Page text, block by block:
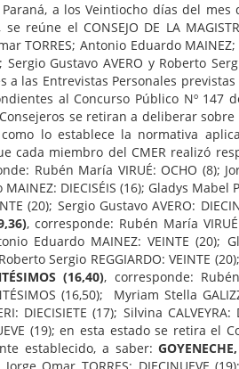
a los Veintiocho días del
reúne el CONSEJO DE LA
TORRES; Antonio Eduardo
Sergio Gustavo AVERO y Roberto
a las Entrevistas Personales
al Concurso Público Nº
se retiran a deliberar
lo establece la normativa
cada miembro del CMER realizó
Rubén María VIRUÉ: OCHO (8);
DIECISÉIS (16); Gladys Mabel
(20); Sergio Gustavo AVERO:
, corresponde: Rubén María
Eduardo MAINEZ: VEINTE (20);
Sergio REGGIARDO: VEINTE
(16,40), corresponde: Rubén
(16,50); Myriam Stella
DIECISIETE (17); Silvina
(19); en esta estado se retira
establecido, a saber: